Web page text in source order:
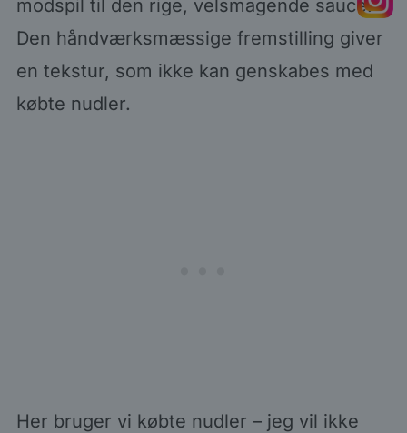
modspil til den rige, velsmagende sauce.
Den håndværksmæssige fremstilling giver
en tekstur, som ikke kan genskabes med
købte nudler.
Her bruger vi købte nudler – jeg vil ikke